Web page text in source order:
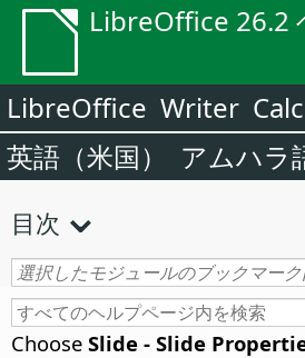
LibreOffice 26.2
LibreOffice Writer Calc
英語（米国）
アムハラ
目次
Choose Slide - Slide